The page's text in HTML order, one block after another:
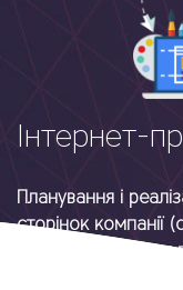
Інтернет-
Планування і
сторінок компанії
здійснення